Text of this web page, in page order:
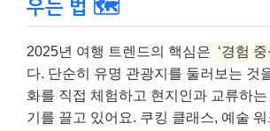
우는 법 🗺️
2025년 여행 트렌드의 핵심은 ‘경험
다. 단순히 유명 관광지를 둘러보는 것
화를 직접 체험하고 현지인과 교류하
기를 끌고 있어요. 쿠킹 클래스, 예술 워